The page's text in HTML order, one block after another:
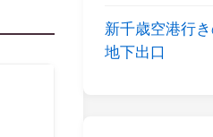
新千歳空港行
地下出口